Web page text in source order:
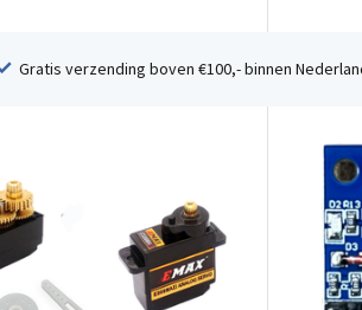
Gratis verzending boven €100,- binnen